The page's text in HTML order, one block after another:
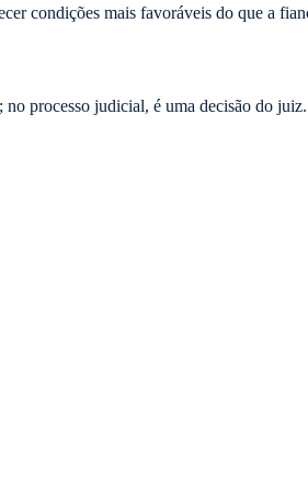
condições mais favoráveis do que a
processo judicial, é uma decisão do